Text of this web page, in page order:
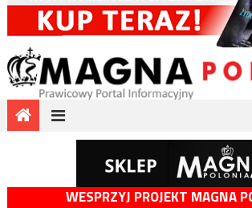
WESPRZYJ PROJEKT MAGNA